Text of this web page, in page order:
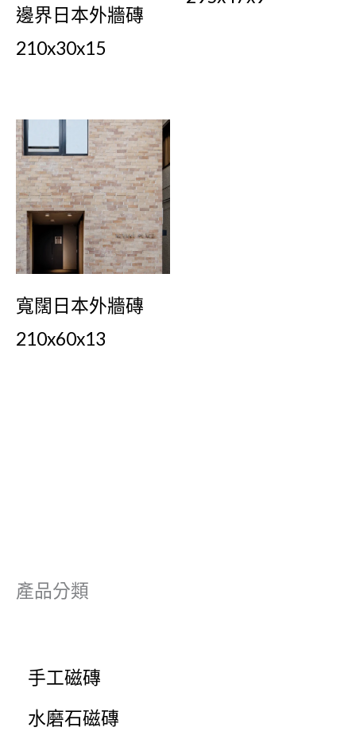
產品分類
手工磁磚
水磨石磁磚
邊界日本外牆磚
210x30x15
寬闊日本外牆磚
210x60x13